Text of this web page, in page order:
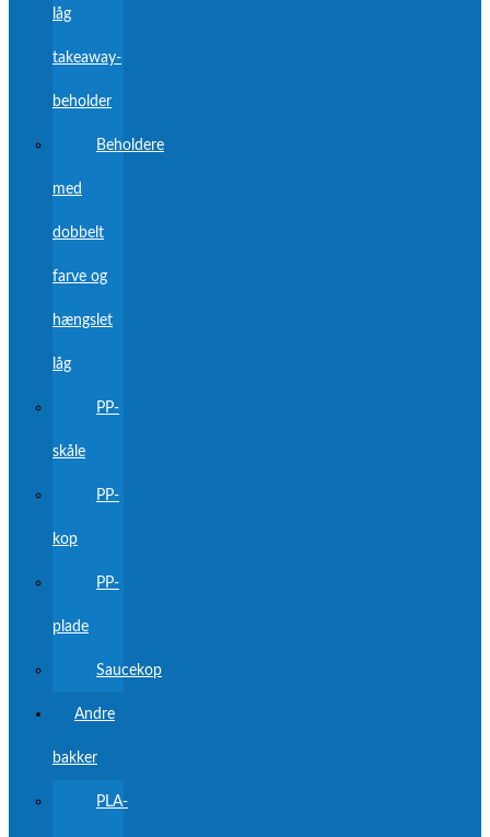
låg
takeaway-
beholder
Beholdere
med
dobbelt
farve og
hængslet
låg
PP-
skåle
PP-
kop
PP-
plade
Saucekop
Andre
bakker
PLA-